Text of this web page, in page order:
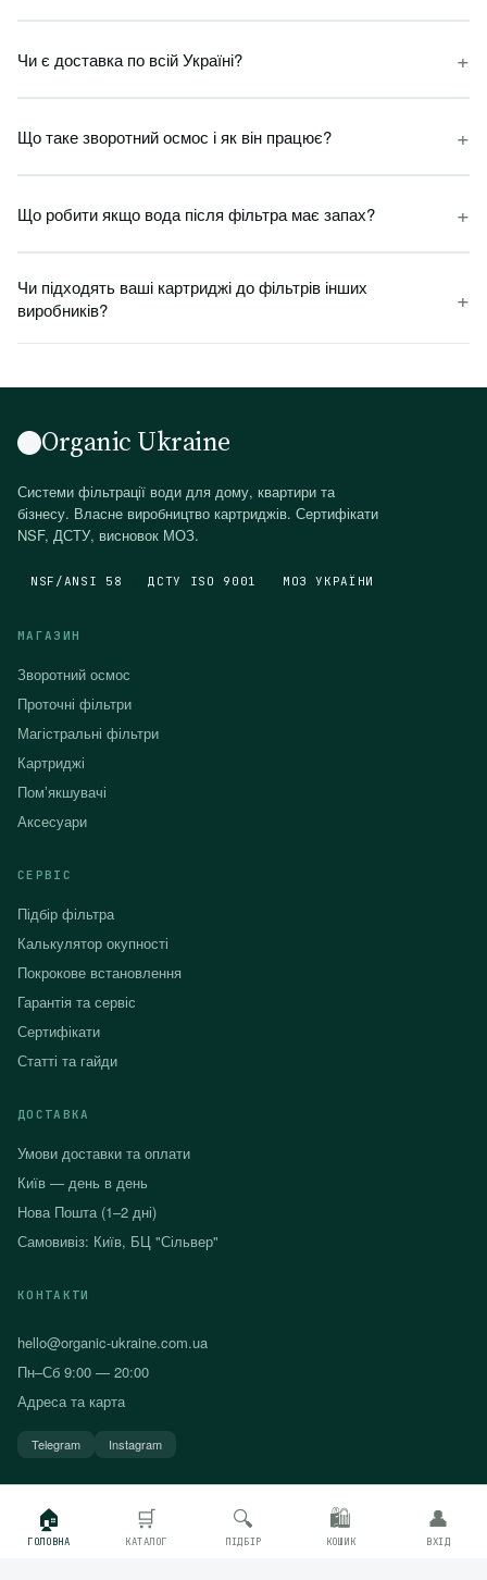
Чи є доставка по всій Україні? +
Що таке зворотний осмос і як він працює? +
Що робити якщо вода після фільтра має запах? +
Чи підходять ваші картриджі до фільтрів інших
виробників?
+
🏠
ГОЛОВНА
🛒
КАТАЛОГ
🔍
ПІДБІР
🛍
КОШИК
👤
ВХІД
Organic Ukraine
Системи фільтрації води для дому, квартири та
бізнесу. Власне виробництво картриджів. Сертифікати
NSF, ДСТУ, висновок МОЗ.
NSF/ANSI 58 ДСТУ ISO 9001 МОЗ УКРАЇНИ
МАГАЗИН
Зворотний осмос
Проточні фільтри
Магістральні фільтри
Картриджі
Помʼякшувачі
Аксесуари
СЕРВІС
Підбір фільтра
Калькулятор окупності
Покрокове встановлення
Гарантія та сервіс
Сертифікати
Статті та гайди
ДОСТАВКА
Умови доставки та оплати
Київ — день в день
Нова Пошта (1–2 дні)
Самовивіз: Київ, БЦ "Сільвер"
КОНТАКТИ
hello@organic-ukraine.com.ua
Пн–Сб 9:00 — 20:00
Адреса та карта
Telegram Instagram
© 2026 ТМ Органік. ФОП Шевчук О.В.